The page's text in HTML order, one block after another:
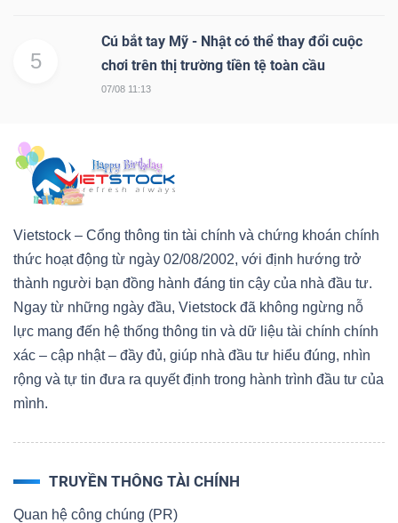
5
Cú bắt tay Mỹ - Nhật có thể thay đổi cuộc
chơi trên thị trường tiền tệ toàn cầu
07/08 11:13
Vietstock – Cổng thông tin tài chính và chứng khoán chính
thức hoạt động từ ngày 02/08/2002, với định hướng trở
thành người bạn đồng hành đáng tin cậy của nhà đầu tư.
Ngay từ những ngày đầu, Vietstock đã không ngừng nỗ
lực mang đến hệ thống thông tin và dữ liệu tài chính chính
xác – cập nhật – đầy đủ, giúp nhà đầu tư hiểu đúng, nhìn
rộng và tự tin đưa ra quyết định trong hành trình đầu tư của
mình.
TRUYỀN THÔNG TÀI CHÍNH
Quan hệ công chúng (PR)